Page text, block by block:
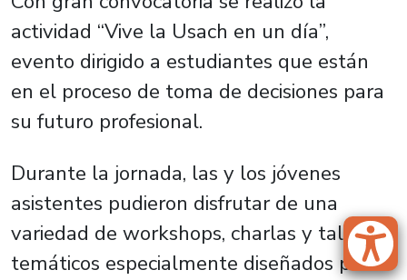
actividad “Vive la Usach en un día”,
evento dirigido a estudiantes que están
en el proceso de toma de decisiones para
su futuro profesional.
Durante la jornada, las y los jóvenes
asistentes pudieron disfrutar de una
variedad de workshops, charlas y talleres
temáticos especialmente diseñados para